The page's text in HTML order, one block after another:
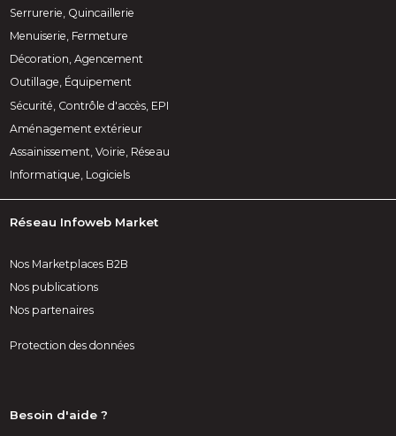
Serrurerie, Quincaillerie
Menuiserie, Fermeture
Décoration, Agencement
Outillage, Équipement
Sécurité, Contrôle d'accès, EPI
Aménagement extérieur
Assainissement, Voirie, Réseau
Informatique, Logiciels
Réseau Infoweb Market
Nos Marketplaces B2B
Nos publications
Nos partenaires
Protection des données
Besoin d'aide ?